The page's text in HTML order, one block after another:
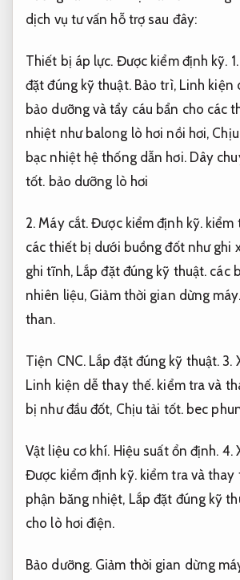
dịch vụ tư vấn hỗ trợ sau đây:
Thiết bị áp lực. Được kiểm định kỹ. 1.
đặt đúng kỹ thuật.Bảo trì, Linh kiện
bảo dưỡng và tẩy cáu bẩn cho các
nhiệt như balong lò hơi nồi hơi,
bạc nhiệt hệ thống dẫn hơi. Dây
tốt. bảo dưỡng lò hơi
2. Máy cắt. Được kiểm định kỹ. kiểm
các thiết bị dưới buồng đốt như ghi
ghi tĩnh, Lắp đặt đúng kỹ thuật. các
nhiên liệu, Giảm thời gian dừng máy.
than.
Tiện CNC. Lắp đặt đúng kỹ thuật. 3.
Linh kiện dễ thay thế. kiểm tra và
bị như đầu đốt, Chịu tải tốt.bec
Vật liệu cơ khí. Hiệu suất ổn định. 4.
Được kiểm định kỹ.kiểm tra và thay
phận băng nhiệt, Lắp đặt đúng kỹ
cho lò hơi điện.
Bảo dưỡng. Giảm thời gian dừng